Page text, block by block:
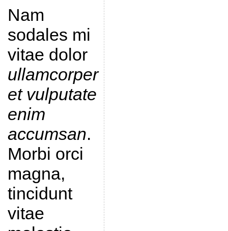
Nam
sodales mi
vitae dolor
ullamcorper
et vulputate
enim
accumsan.
Morbi orci
magna,
tincidunt
vitae